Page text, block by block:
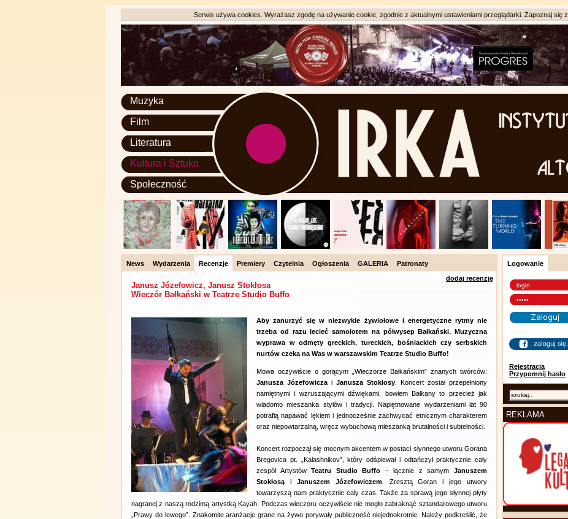
Serwis używa cookies. Wyrażasz zgodę na używanie cookie, zgodnie z aktualnymi ustawieniami przeglądarki. Zapoznaj się z
Muzyka
Film
Literatura
Kultura i Sztuka
Społeczność
News Wydarzenia Recenzje Premiery Czytelnia Ogłoszenia GALERIA
Patronaty
dodaj recenzję
Janusz Józefowicz, Janusz Stokłosa
Wieczór Bałkański w Teatrze Studio Buffo
Aby zanurzyć się w niezwykle żywiołowe i energetyczne rytmy nie
trzeba od razu lecieć samolotem na półwysep Bałkański. Muzyczna
wyprawa w odmęty greckich, tureckich, bośniackich czy serbskich
nurtów czeka na Was w warszawskim Teatrze Studio Buffo!
Mowa oczywiście o gorącym „Wieczorze Bałkańskim” znanych twórców:
Janusza Józefowicza i Janusza Stokłosy . Koncert został przepełniony
namiętnymi i wzruszającymi dźwiękami, bowiem Bałkany to przecież jak
wiadomo mieszanka stylów i tradycji. Napiętnowane wydarzeniami lat 90
potrafią napawać lękiem i jednocześnie zachwycać etnicznym charakterem
oraz niepowtarzalną, wręcz wybuchową mieszanką brutalności i subtelności.
Koncert rozpoczął się mocnym akcentem w postaci słynnego utworu Gorana
Bregovica pt. „Kalashnikov”, który odśpiewał i odtańczył praktycznie cały
zespół ArtystówTeatru Studio Buffo – łącznie z samymJanuszem
Stokłosą i Januszem Józefowiczem. Zresztą Goran i jego utwory
towarzyszą nam praktycznie cały czas. Także za sprawą jego słynnej płyty
nagranej z naszą rodzimą artystką Kayah. Podczas wieczoru oczywiście nie mogło zabraknąć sztandarowego utworu
„Prawy do lewego”. Znakomite aranżacje grane na żywo porywały publiczność niejednokrotnie. Należy podkreślić, że
Logowanie
Rejestracja
Przypomnij hasło
REKLAMA